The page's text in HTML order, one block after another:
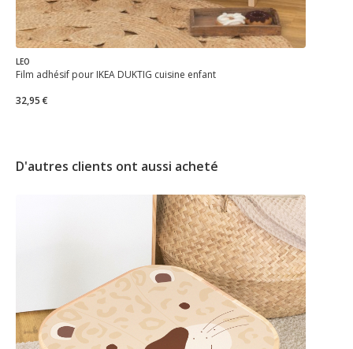
LEO
Film adhésif pour IKEA DUKTIG cuisine enfant
32,95 €
D'autres clients ont aussi acheté